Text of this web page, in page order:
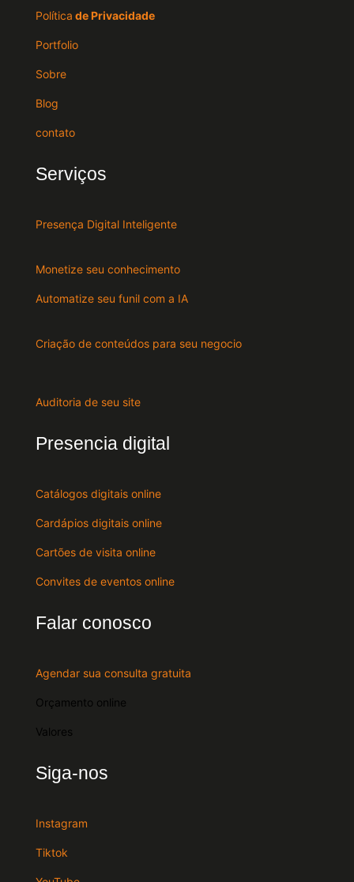
Política de Privacidade
Portfolio
Sobre
Blog
contato
Serviços
Presença Digital Inteligente
Monetize seu conhecimento
Automatize seu funil com a IA
Criação de conteúdos para seu negocio
Auditoria de seu site
Presencia digital
Catálogos digitais online
Cardápios digitais online
Cartões de visita online
Convites de eventos online
Falar conosco
Agendar sua consulta gratuita
Orçamento online
Valores
Siga-nos
Instagram
Tiktok